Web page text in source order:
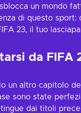
un mondo
di questo
23, il tuo
da FIFA
un altro capitolo
sono state
dai titoli